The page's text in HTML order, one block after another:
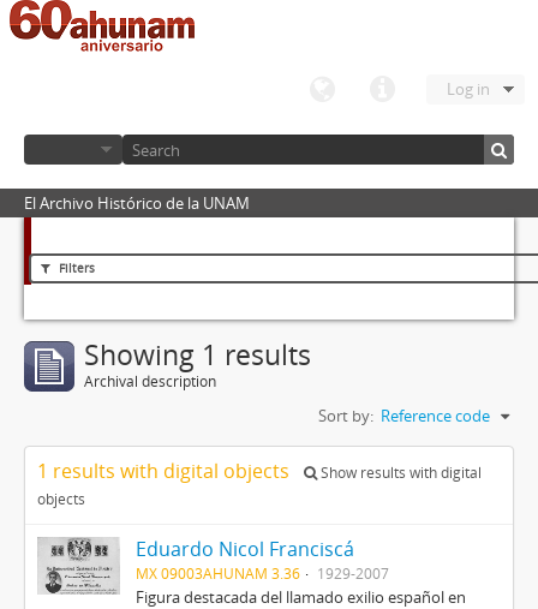
Log in
El Archivo Histórico de la UNAM
Filters
Showing 1 results
Archival description
Sort by: Reference code
1 results with digital objects
Show results with digital
objects
Eduardo Nicol Franciscá
MX 09003AHUNAM 3.36 1929-2007
Figura destacada del llamado exilio español en